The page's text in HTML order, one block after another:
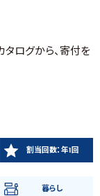
ログから、寄付を
割当回数：年1回
暮らし